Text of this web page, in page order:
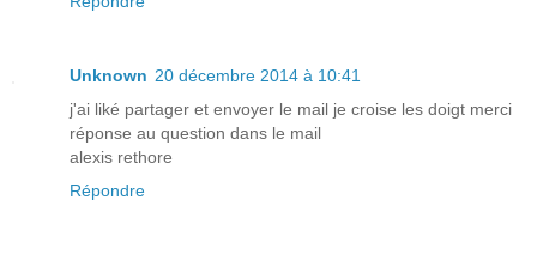
Unknown 20 décembre 2014 à 10:41
j'ai liké partager et envoyer le mail je croise les doigt merci
réponse au question dans le mail
alexis rethore
Répondre